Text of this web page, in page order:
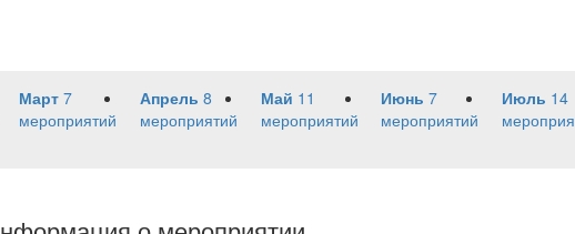
Март 7
мероприятий
Апрель 8
мероприятий
Май 11
мероприятий
Июнь 7
мероприятий
Июль 14